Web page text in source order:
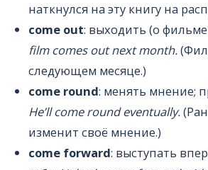
наткнулся на эту книгу на
come out: выходить (о
film comes out next month.
следующем месяце.)
come round: менять мнение;
He’ll come round eventually.
изменит своё мнение.)
come forward: выступать